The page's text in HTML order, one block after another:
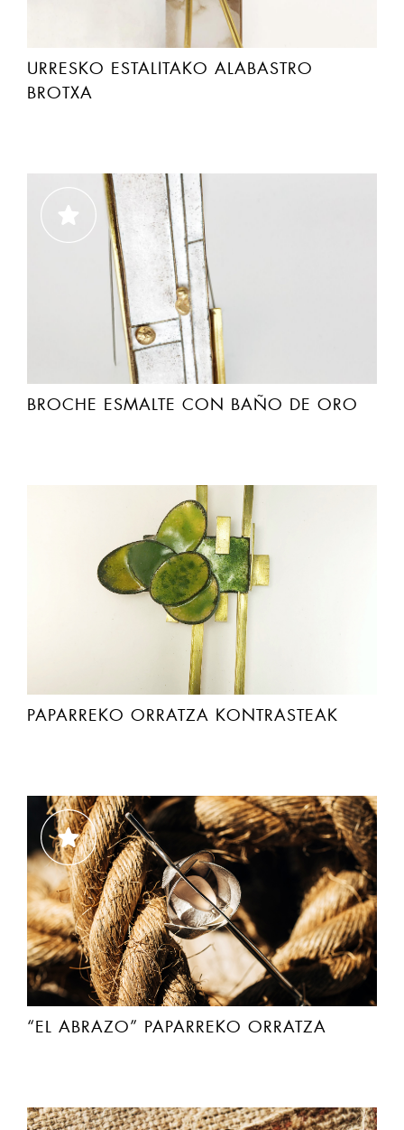
URRESKO ESTALITAKO ALABASTRO
BROTXA
BROCHE ESMALTE CON BAÑO DE ORO
PAPARREKO ORRATZA KONTRASTEAK
“EL ABRAZO” PAPARREKO ORRATZA